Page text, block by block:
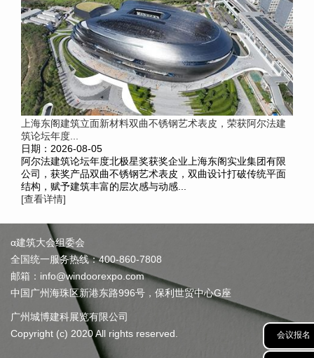
会议报名
上海东阁建筑立面新材料双曲不锈钢艺术表皮，荣获阿尔法建
筑论坛年度...
日期：2026-08-05
阿尔法建筑论坛年度北极星奖获奖企业上海东阁实业集团有限
公司，获奖产品双曲不锈钢艺术表皮，双曲设计打破传统平面
结构，赋予建筑丰富的层次感与动感...
[查看详情]
α建筑大会组委会
全国统一服务热线：400-860-7808
邮箱：info@windoorexpo.com
中国广州海珠区新港东路996号，保利世贸中心G座
广州城博建科展览有限公司
Copyright (c) 2020 All rights reserved.